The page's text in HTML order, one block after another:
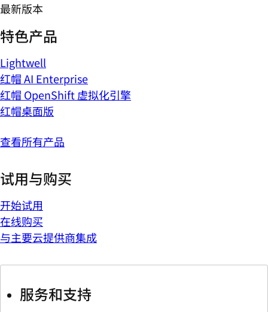
最新版本
特色产品
Lightwell
红帽 AI Enterprise
红帽 OpenShift 虚拟化引擎
红帽桌面版
查看所有产品
试用与购买
开始试用
在线购买
与主要云提供商集成
服务和支持